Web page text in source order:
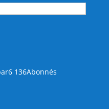
136Abonnés